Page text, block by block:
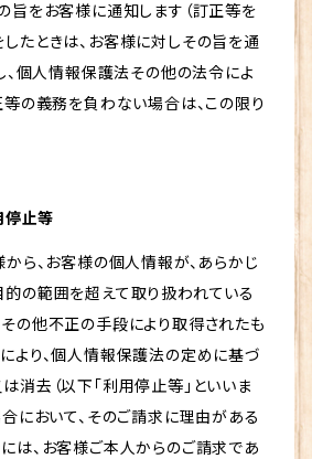
旨をお客様に通知します（訂正等を
たときは、お客様に対しその旨を通
し、個人情報保護法その他の法令によ
等の義務を負わない場合は、この限り
停止等
から、お客様の個人情報が、あらかじ
の範囲を超えて取り扱われている
の他不正の手段により取得されたも
より、個人情報保護法の定めに基づ
消去（以下「利用停止等」といいま
合において、そのご請求に理由がある
は、お客様ご本人からのご請求であ